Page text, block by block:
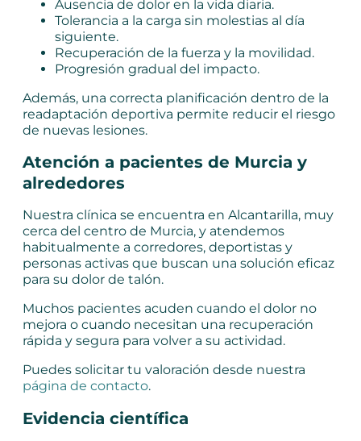
Ausencia de dolor en la vida diaria.
Tolerancia a la carga sin molestias al día
siguiente.
Recuperación de la fuerza y la movilidad.
Progresión gradual del impacto.
Además, una correcta planificación dentro de la
readaptación deportiva permite reducir el riesgo
de nuevas lesiones.
Atención a pacientes de Murcia y
alrededores
Nuestra clínica se encuentra en Alcantarilla, muy
cerca del centro de Murcia, y atendemos
habitualmente a corredores, deportistas y
personas activas que buscan una solución eficaz
para su dolor de talón.
Muchos pacientes acuden cuando el dolor no
mejora o cuando necesitan una recuperación
rápida y segura para volver a su actividad.
Puedes solicitar tu valoración desde nuestra
página de contacto.
Evidencia científica